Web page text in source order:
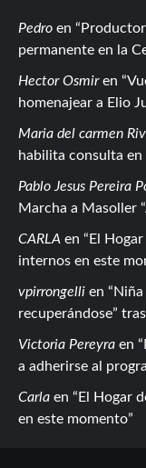
Pedro en
permanente en la
Hector Osmiren
homenajear a Elio
Maria del carmen
habilita consulta
Pablo Jesus Pereira
Marcha a Masoller
CARLA en
El
internos en este
vpirrongelli en
Niña
recuperándose”
Victoria Pereyra en
a adherirse al
Carla en
El Hogar
en este momento